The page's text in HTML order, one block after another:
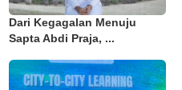
Dari Kegagalan Menuju
Sapta Abdi Praja, ...